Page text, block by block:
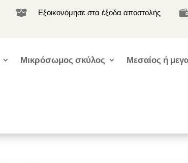
 Εξοικονόμησε στα έξοδα αποστολής 
Μικρόσωμος σκύλος Μεσαίος ή